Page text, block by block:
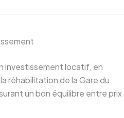
investissement locatif, en
réhabilitation de la Gare du
un bon équilibre entre prix